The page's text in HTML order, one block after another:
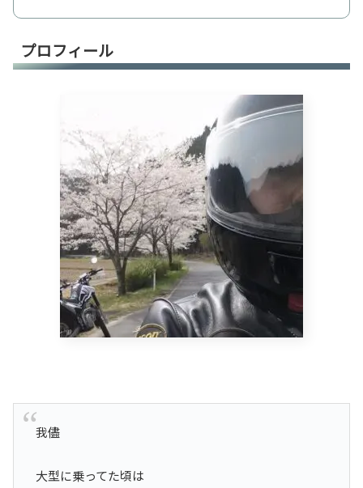
プロフィール
我儘
大型に乗ってた頃は